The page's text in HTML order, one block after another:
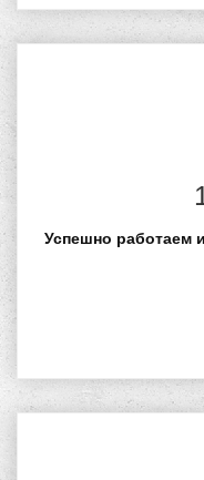
Успешно работаем